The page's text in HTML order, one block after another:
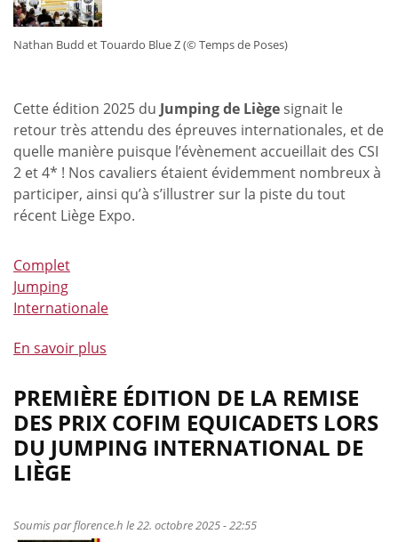
et
Nathan Budd et Touardo Blue Z (© Temps de Poses)
Cette édition 2025 du Jumping de Liège signait le
retour très attendu des épreuves internationales, et de
quelle manière puisque l’évènement accueillait des CSI
2 et 4* ! Nos cavaliers étaient évidemment nombreux à
participer, ainsi qu’à s’illustrer sur la piste du tout
récent Liège Expo.
Complet
Jumping
Internationale
En savoir plus
de
Beau
bilan
pour
au
PREMIÈRE ÉDITION DE LA REMISE
DES PRIX COFIM EQUICADETS LORS
DU JUMPING INTERNATIONAL DE
LIÈGE
Soumis parflorence.h le 22. octobre 2025 - 22:55